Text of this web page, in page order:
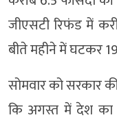
जीएसटी रिफंड में
बीते महीने में घटकर
सोमवार को सरकार
कि अगस्त में देश